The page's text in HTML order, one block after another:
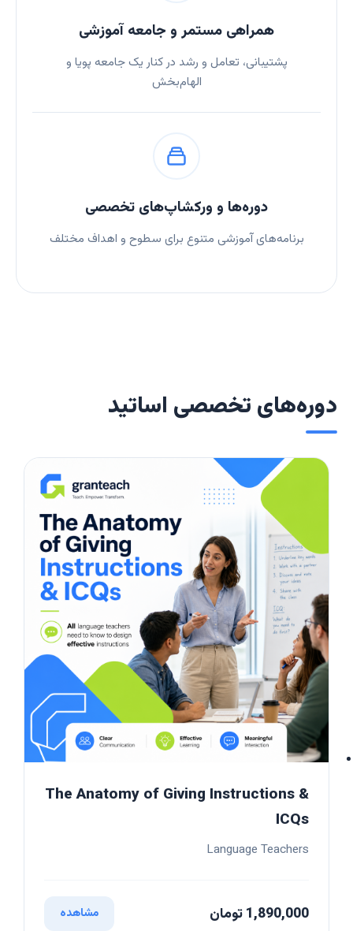
همراهی مستمر و جامعه آموزشی
پشتیبانی، تعامل و رشد در کنار یک جامعه پویا و
الهام‌بخش
دوره‌ها و ورکشاپ‌های تخصصی
برنامه‌های آموزشی متنوع برای سطوح و اهداف مختلف
دوره‌های تخصصی اساتید
The Anatomy of Giving Instructions &
ICQs
Language Teachers
1,890,000 تومان مشاهده